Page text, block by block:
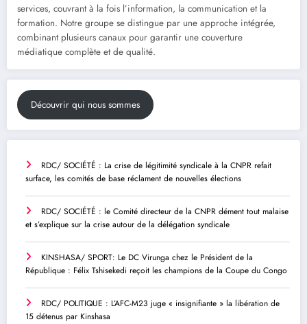
services, couvrant à la fois l’information, la communication et la
formation. Notre groupe se distingue par une approche intégrée,
combinant plusieurs canaux pour garantir une couverture
médiatique complète et de qualité.
Découvrir qui nous sommes
RDC/ SOCIÉTÉ : La crise de légitimité syndicale à la CNPR refait
surface, les comités de base réclament de nouvelles élections
RDC/ SOCIÉTÉ : le Comité directeur de la CNPR dément tout malaise
et s’explique sur la crise autour de la délégation syndicale
KINSHASA/ SPORT: Le DC Virunga chez le Président de la
République : Félix Tshisekedi reçoit les champions de la Coupe du Congo
RDC/ POLITIQUE : L’AFC-M23 juge « insignifiante » la libération de
15 détenus par Kinshasa